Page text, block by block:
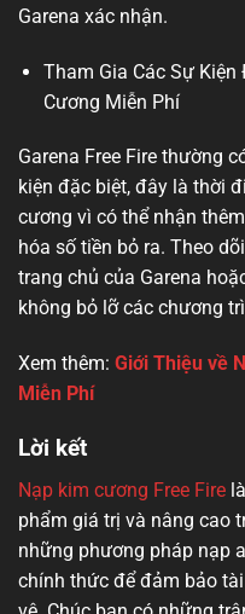
Garena xác nhận.
Tham Gia Các Sự
Cương Miễn Phí
Garena Free Fire thường
kiện đặc biệt, đây là thời
cương vì có thể nhận
hóa số tiền bỏ ra. Theo
trang chủ của Garena
không bỏ lỡ các chương
Xem thêm: Giới Thiệu về
Miễn Phí
Lời kết
Nạp kim cương Free Fire
phẩm giá trị và nâng cao
những phương pháp nạp
chính thức để đảm bảo